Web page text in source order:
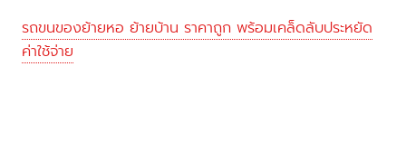
รถขนของย้ายหอ ย้ายบ้าน ราคาถูก พร้อมเคล็ดลับประหยัด
ค่าใช้จ่าย